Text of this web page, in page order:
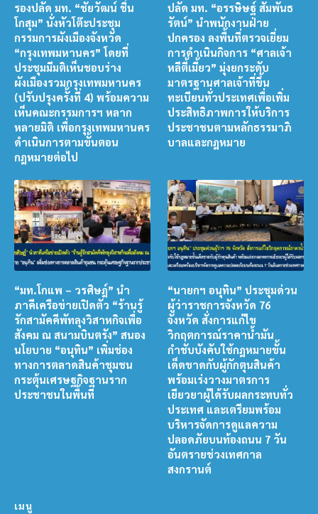
รองปลัด มท. “ชัยวัฒน์ ชื่น
โกสุม” นั่งหัวโต๊ะประชุม
กรรมการผังเมืองจังหวัด
“กรุงเทพมหานคร” โดยที่
ประชุมมีมติเห็นชอบร่าง
ผังเมืองรวมกรุงเทพมหานคร
(ปรับปรุงครั้งที่ 4) พร้อมความ
เห็นคณะกรรมการฯ หลาก
หลายมิติ เพื่อกรุงเทพมหานคร
ดำเนินการตามขั้นตอน
กฎหมายต่อไป
ปลัด มท. “อรรษิษฐ์ สัมพันธ
รัตน์” นำพนักงานฝ่าย
ปกครอง ลงพื้นที่ตรวจเยี่ยม
การดำเนินกิจการ “ศาลเจ้า
หลีตี้เมี้ยว” มุ่งยกระดับ
มาตรฐานศาลเจ้าที่ขึ้น
ทะเบียนทั่วประเทศเพื่อเพิ่ม
ประสิทธิภาพการให้บริการ
ประชาชนตามหลักธรรมาภิ
บาลและกฎหมาย
“มท.โกแพ – วรศิษฎ์” นำ
ภาคีเครือข่ายเปิดตัว “ร้านรู้
รักสามัคคีพัทลุงวิสาหกิจเพื่อ
สังคม ณ สนามบินตรัง” สนอง
นโยบาย “อนุทิน” เพิ่มช่อง
ทางการตลาดสินค้าชุมชน
กระตุ้นเศรษฐกิจฐานราก
ประชาชนในพื้นที่
“นายกฯ อนุทิน” ประชุมด่วน
ผู้ว่าราชการจังหวัด 76
จังหวัด สั่งการแก้ไข
วิกฤตการณ์ราคาน้ำมัน
กำชับบังคับใช้กฎหมายขั้น
เด็ดขาดกับผู้กักตุนสินค้า
พร้อมเร่งวางมาตรการ
เยียวยาผู้ได้รับผลกระทบทั่ว
ประเทศ และเตรียมพร้อม
บริหารจัดการดูแลความ
ปลอดภัยบนท้องถนน 7 วัน
อันตรายช่วงเทศกาล
สงกรานต์
เมนู